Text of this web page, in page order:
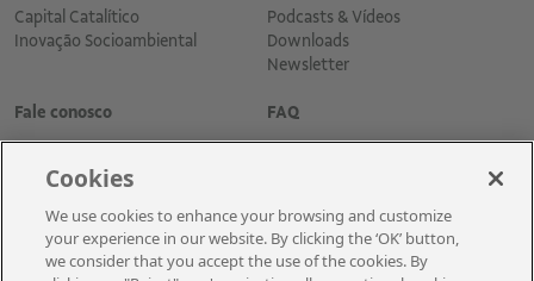
Capital Catalítico
Inovação Socioambiental
Podcasts & Vídeos
Downloads
Newsletter
Fale conosco FAQ
Cookies
We use cookies to enhance your browsing and customize
your experience in our website. By clicking the ‘OK’ button,
we consider that you accept the use of the cookies. By